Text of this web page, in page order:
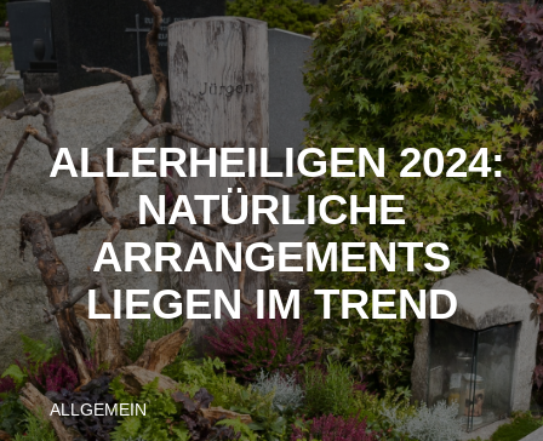
ALLERHEILIGEN 2024:
NATÜRLICHE
ARRANGEMENTS
LIEGEN IM TREND
ALLGEMEIN